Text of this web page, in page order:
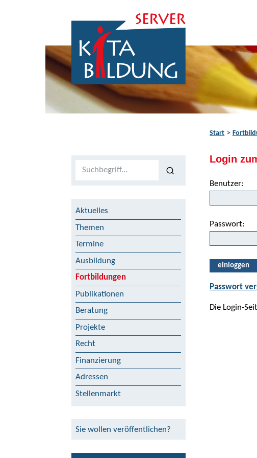
Start
Volltextsuche
Aktuelles
Themen
Termine
Ausbildung
Fortbildungen
Publikationen
Beratung
Projekte
Recht
Finanzierung
Adressen
Stellenmarkt
Sie wollen veröffentlichen?
Login
Benutzer:
Passwort:
einloggen
Passwort
Die Login-